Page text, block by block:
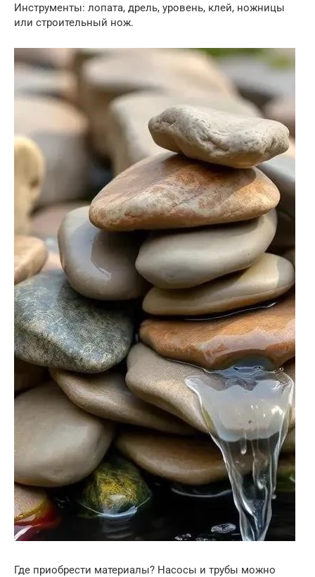
Инструменты: лопата, дрель, уровень, клей, ножницы
или строительный нож.
Где приобрести материалы? Насосы и трубы можно